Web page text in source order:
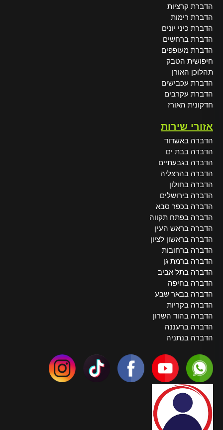
הדברת קרציות
הדברת רימות
הדברת כיני יונים
הדברת ברחשים
הדברת מעופפים
חיפושית הטבק
תהלוכן האורן
הדברת עכבישים
הדברת עקרבים
חדקונית האורז
אזורי שירות
הדברה באשדוד
הדברה בבת ים
הדברה בגבעתיים
הדברה בהרצליה
הדברה בחולון
הדברה בירושלים
הדברה בכפר סבא
הדברה בפתח תקווה
הדברה בראש העין
הדברה בראשון לציון
הדברה ברחובות
הדברה ברמת גן
הדברה בתל אביב
הדברה בחיפה
הדברה בבאר שבע
הדברה בקריות
הדברה בהוד השרון
הדברה ברעננה
הדברה בנתניה